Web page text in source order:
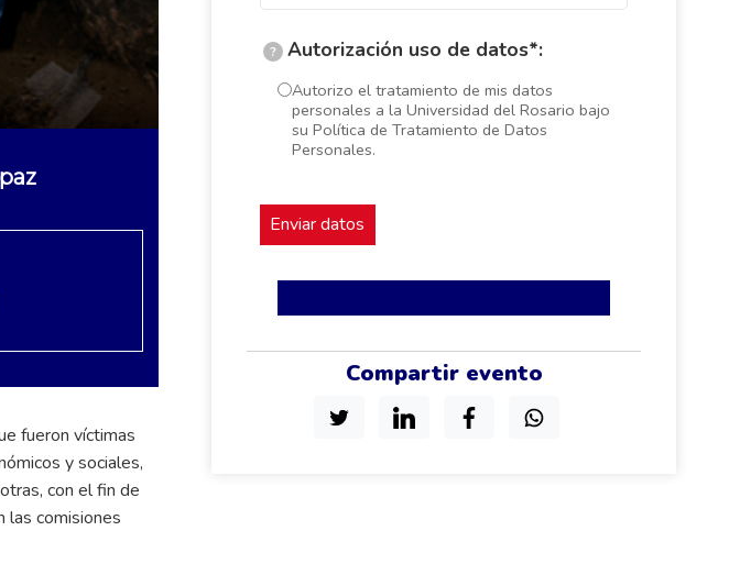
? Autorización uso de datos*:
Autorizo el tratamiento de mis datos
personales a la Universidad del Rosario bajo
su Política de Tratamiento de Datos
Personales.
Compartir evento
fueron víctimas
y sociales,
con el fin de
las comisiones